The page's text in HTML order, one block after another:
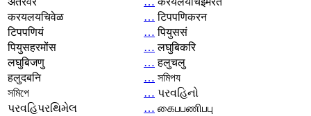
करयलयचिवेळ
… टिपपणिकरन
टिपपणियं
… पियुससं
पियुसहरमोंस
… लघुबिकरि
लघुबिजणु
… हलुचलु
हलुदबनि
… সমিপয
সমিপে
… પરવહિનો
પરવહિપરથિમેલ
… கைபபணிபபு